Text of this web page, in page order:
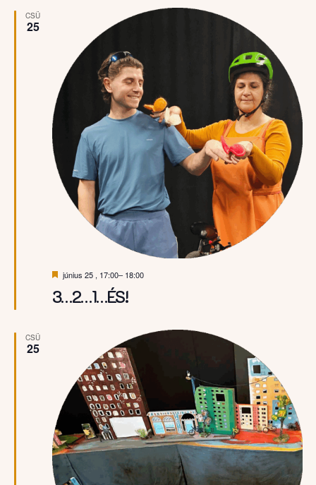
CSÜ
25
3…2…1…ÉS!
Kiemelt
június 25 , 17:00– 18:00
CSÜ
25